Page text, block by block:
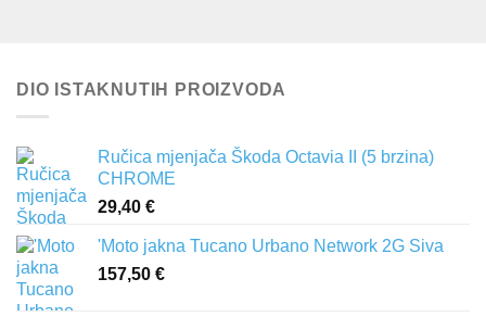
DIO ISTAKNUTIH PROIZVODA
Ručica mjenjača Škoda Octavia II (5 brzina)
CHROME
29,40 €
'Moto jakna Tucano Urbano Network 2G Siva
157,50 €